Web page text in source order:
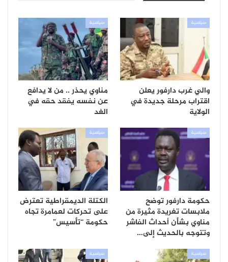
سياسية
والي غرب دارفور يعلن
اقتراب مرحلة جديدة في
الولاية
سياسية
مناوي يحذر .. من لا يدافع
عن نفسه يفقد حقه في
الغد
سياسية
حكومة دارفور توضح
ملابسات تغريدة مثيرة من
مناوي بشأن أحداث الفاشر
وتتوجه بالحديث إلى…
سياسية
الكتلة الديمقراطية تعترض
على تحركات لعمامرة تجاه
حكومة “تأسيس”
سياسية سياسية